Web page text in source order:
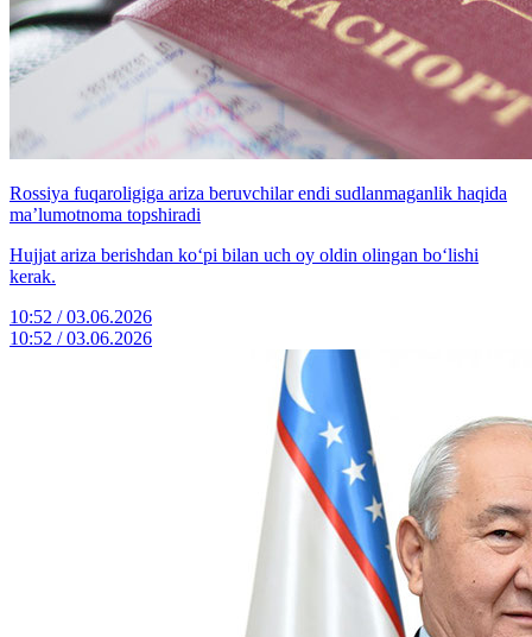
Rossiya fuqaroligiga ariza beruvchilar endi sudlanmaganlik haqida
ma’lumotnoma topshiradi
Hujjat ariza berishdan ko‘pi bilan uch oy oldin olingan bo‘lishi
kerak.
10:52 / 03.06.2026
10:52 / 03.06.2026